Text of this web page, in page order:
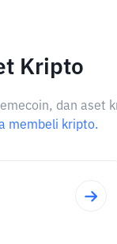
Kripto
dan aset
membeli kripto.